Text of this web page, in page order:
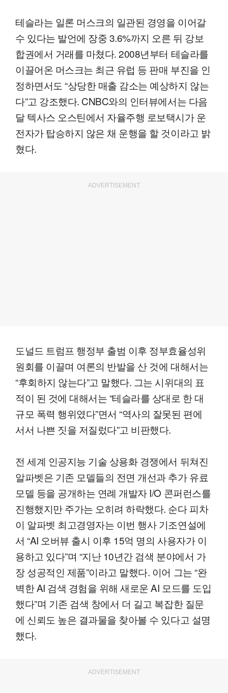
테슬라는 일론 머스크의 일관된 경영을 이어갈
수 있다는 발언에 장중 3.6%까지 오른 뒤 강보
합권에서 거래를 마쳤다. 2008년부터 테슬라를
이끌어온 머스크는 최근 유럽 등 판매 부진을 인
정하면서도 “상당한 매출 감소는 예상하지 않는
다”고 강조했다. CNBC와의 인터뷰에서는 다음
달 텍사스 오스틴에서 자율주행 로보택시가 운
전자가 탑승하지 않은 채 운행을 할 것이라고 밝
혔다.
ADVERTISEMENT
도널드 트럼프 행정부 출범 이후 정부효율성위
원회를 이끌며 여론의 반발을 산 것에 대해서는
“후회하지 않는다”고 말했다. 그는 시위대의 표
적이 된 것에 대해서는 “테슬라를 상대로 한 대
규모 폭력 행위였다”면서 “역사의 잘못된 편에
서서 나쁜 짓을 저질렀다”고 비판했다.
전 세계 인공지능 기술 상용화 경쟁에서 뒤쳐진
알파벳은 기존 모델들의 전면 개선과 추가 유료
모델 등을 공개하는 연례 개발자 I/O 콘퍼런스를
진행했지만 주가는 오히려 하락했다. 순다 피차
이 알파벳 최고경영자는 이번 행사 기조연설에
서 “AI 오버뷰 출시 이후 15억 명의 사용자가 이
용하고 있다”며 “지난 10년간 검색 분야에서 가
장 성공적인 제품”이라고 말했다. 이어 그는 “완
벽한 AI 검색 경험을 위해 새로운 AI 모드를 도입
했다”며 기존 검색 창에서 더 길고 복잡한 질문
에 신뢰도 높은 결과물을 찾아볼 수 있다고 설명
했다.
ADVERTISEMENT